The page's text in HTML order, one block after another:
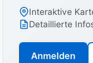
Interaktive
Detaillierte
Anmelden